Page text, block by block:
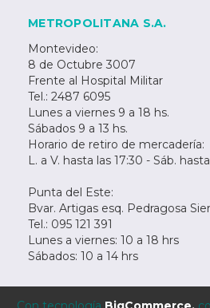
METROPOLITANA S.A.
Montevideo:
8 de Octubre 3007
Frente al Hospital Militar
Tel.: 2487 6095
Lunes a viernes 9 a 18 hs.
Sábados 9 a 13 hs.
Horario de retiro de mercadería:
L. a V. hasta las 17:30 - Sáb.
Punta del Este:
Bvar. Artigas esq. Pedragosa
Tel.: 095 121 391
Lunes a viernes: 10 a 18 hrs
Sábados: 10 a 14 hrs